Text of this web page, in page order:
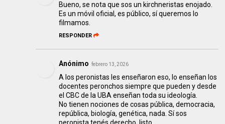
Bueno, se nota que sos un kirchneristas enojado.
Es un móvil oficial, es público, sí queremos lo
filmamos.
RESPONDER
Anónimo febrero 13, 2026
A los peronistas les enseñaron eso, lo enseñan los
docentes peronchos siempre que pueden y desde
el CBC de la UBA enseñan toda su ideología.
No tienen nociones de cosas pública, democracia,
república, biología, genética, nada. Sí sos